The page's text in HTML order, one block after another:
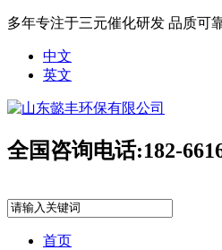
多年专注于三元催化研发 品质可
中文
英文
全国咨询电话:182-
首页